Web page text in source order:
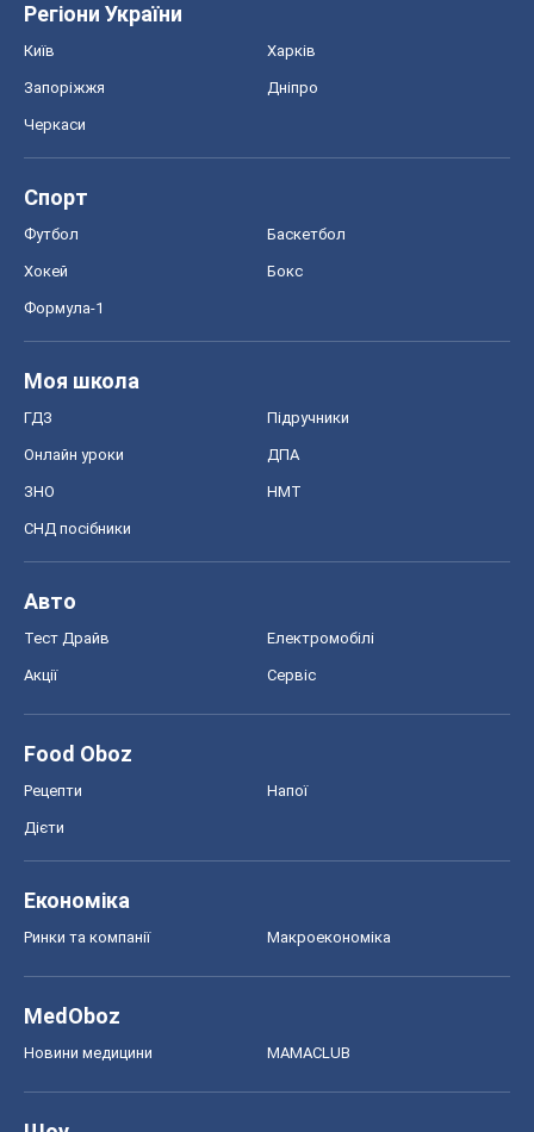
Регіони України
Київ Харків
Запоріжжя Дніпро
Черкаси
Спорт
Футбол Баскетбол
Хокей Бокс
Формула-1
Моя школа
ГДЗ Підручники
Онлайн уроки ДПА
ЗНО НМТ
СНД посібники
Авто
Тест Драйв Електромобілі
Акції Сервіс
Food Oboz
Рецепти Напої
Дієти
Економіка
Ринки та компанії Макроекономіка
MedOboz
Новини медицини MAMACLUB